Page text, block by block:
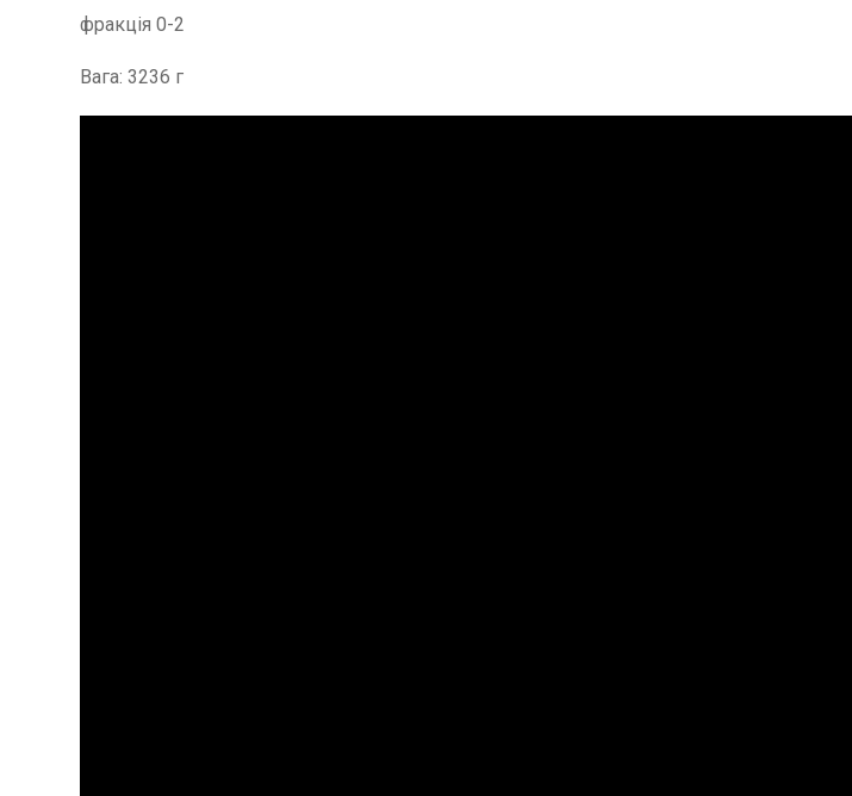
фракція 0-2
Вага: 3236 г